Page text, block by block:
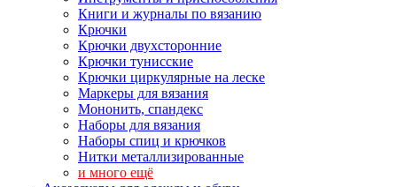
Книги и журналы по вязанию
Крючки
Крючки двухсторонние
Крючки тунисские
Крючки циркулярные на леске
Маркеры для вязания
Мононить, спандекс
Наборы для вязания
Наборы спиц и крючков
Нитки металлизированные
и много ещё